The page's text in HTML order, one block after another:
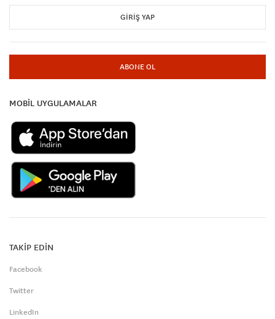
GIRIŞ YAP
ABONE OL
MOBİL UYGULAMALAR
TAKİP EDİN
Facebook
Twitter
LinkedIn